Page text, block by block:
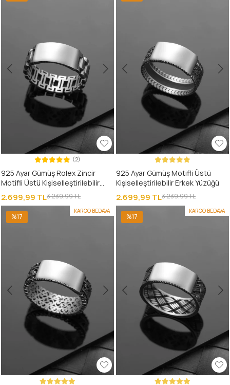
(2)
925 Ayar Gümüş Rolex Zincir
Motifli Üstü Kişiselleştirilebilir
Erkek Yüzüğü
2.699,99 TL3.239,99 TL
925 Ayar Gümüş Motifli Üstü
Kişiselleştirilebilir Erkek Yüzüğü
2.699,99 TL3.239,99 TL
KARGO BEDAVA
%17
KARGO BEDAVA
%17